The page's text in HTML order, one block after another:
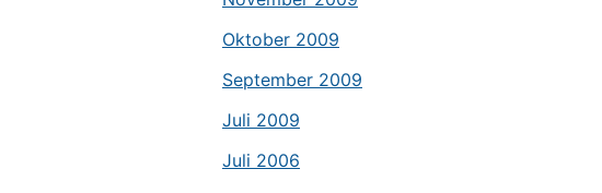
Oktober 2009
September 2009
Juli 2009
Juli 2006